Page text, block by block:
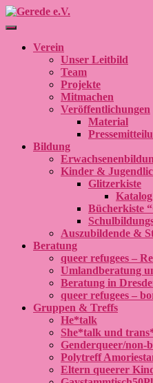
Navigation umschalten
Verein
Unser Leitbild
Team
Projekte
Mitmachen
Veröffentlichungen
Material
Bildung
Kinder &
Glitzerkiste
Bücherkiste
Auszubildende &
Beratung
queer refugees –
Umlandberatung
Beratung in
queer refugees –
Gruppen & Treffs
He*talk
She*talk und
Genderqueer/non-
Polytreff
Eltern queerer